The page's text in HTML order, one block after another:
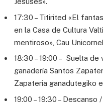
17:30 – Titirited «El
en la Casa de Cultura
mentiroso», Cau
18:30 – 19:00 – Suelta
ganadería Santos
Zapateria ganadutegiko
19:00 – 19:30 – Descanso